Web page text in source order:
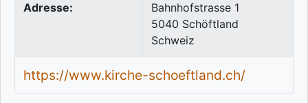
Adresse:
Bahnhofstrasse 1
5040 Schöftland
Schweiz
https://www.kirche-schoeftland.ch/